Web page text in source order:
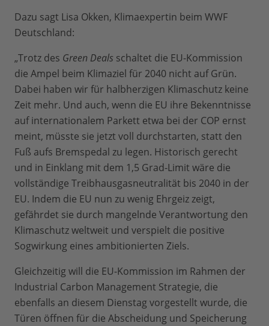
Dazu sagt Lisa Okken, Klimaexpertin beim WWF
Deutschland:
„Trotz des Green Deals schaltet die EU-Kommission
die Ampel beim Klimaziel für 2040 nicht auf Grün.
Dabei haben wir für halbherzigen Klimaschutz keine
Zeit mehr. Und auch, wenn die EU ihre Bekenntnisse
auf internationalem Parkett etwa bei der COP ernst
meint, müsste sie jetzt voll durchstarten, statt den
Fuß aufs Bremspedal zu legen. Historisch gerecht
und in Einklang mit dem 1,5 Grad-Limit wäre die
vollständige Treibhausgasneutralität bis 2040 in der
EU. Indem die EU nun zu wenig Ehrgeiz zeigt,
gefährdet sie durch mangelnde Verantwortung den
Klimaschutz weltweit und verspielt die positive
Sogwirkung eines ambitionierten Ziels.
Gleichzeitig will die EU-Kommission im Rahmen der
Industrial Carbon Management Strategie, die
ebenfalls an diesem Dienstag vorgestellt wurde, die
Türen öffnen für die Abscheidung und Speicherung